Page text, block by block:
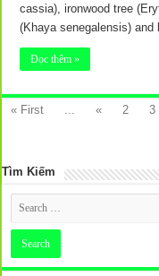
cassia), ironwood tree
(Khaya senegalensis)
Đọc thêm »
« First ... « 2 3
Tìm Kiếm